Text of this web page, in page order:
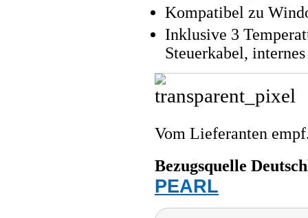
Kompatibel zu
Inklusive 3
Steuerkabel,
Vom Lieferanten
Bezugsquelle
PEARL